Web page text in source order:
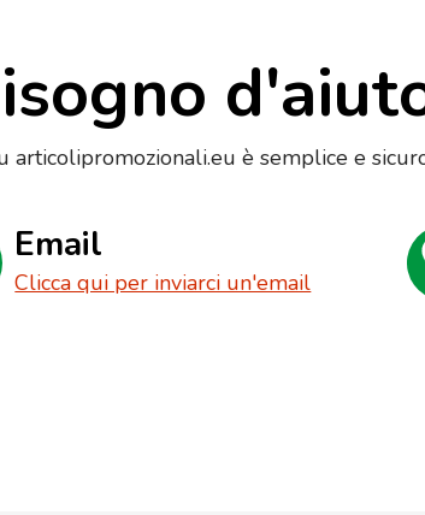
articolipromozionali.eu è semplice e
Email
Clicca qui per inviarci un'email